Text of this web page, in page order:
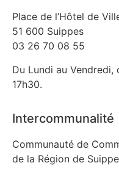
Place de l’Hôtel de
51 600 Suippes
03 26 70 08 55
Du Lundi au
17h30.
Intercommunalité
Communauté de
de la Région de